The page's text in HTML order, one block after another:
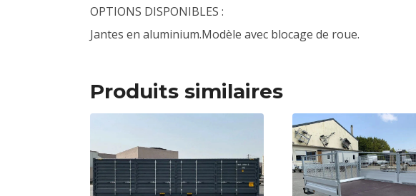
OPTIONS DISPONIBLES :
Jantes en aluminium.Modèle avec blocage de roue.
Produits similaires